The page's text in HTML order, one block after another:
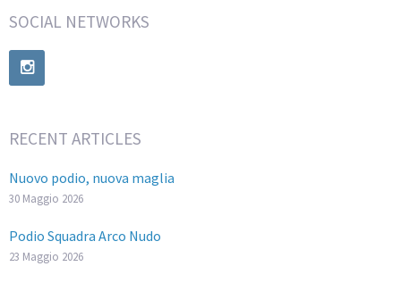
SOCIAL NETWORKS
RECENT ARTICLES
Nuovo podio, nuova maglia
30 Maggio 2026
Podio Squadra Arco Nudo
23 Maggio 2026